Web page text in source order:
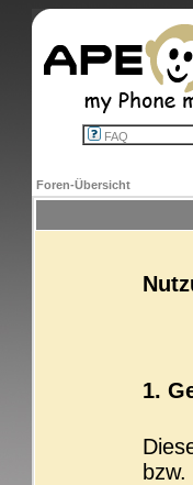
FAQ
Foren-Übersicht
1.